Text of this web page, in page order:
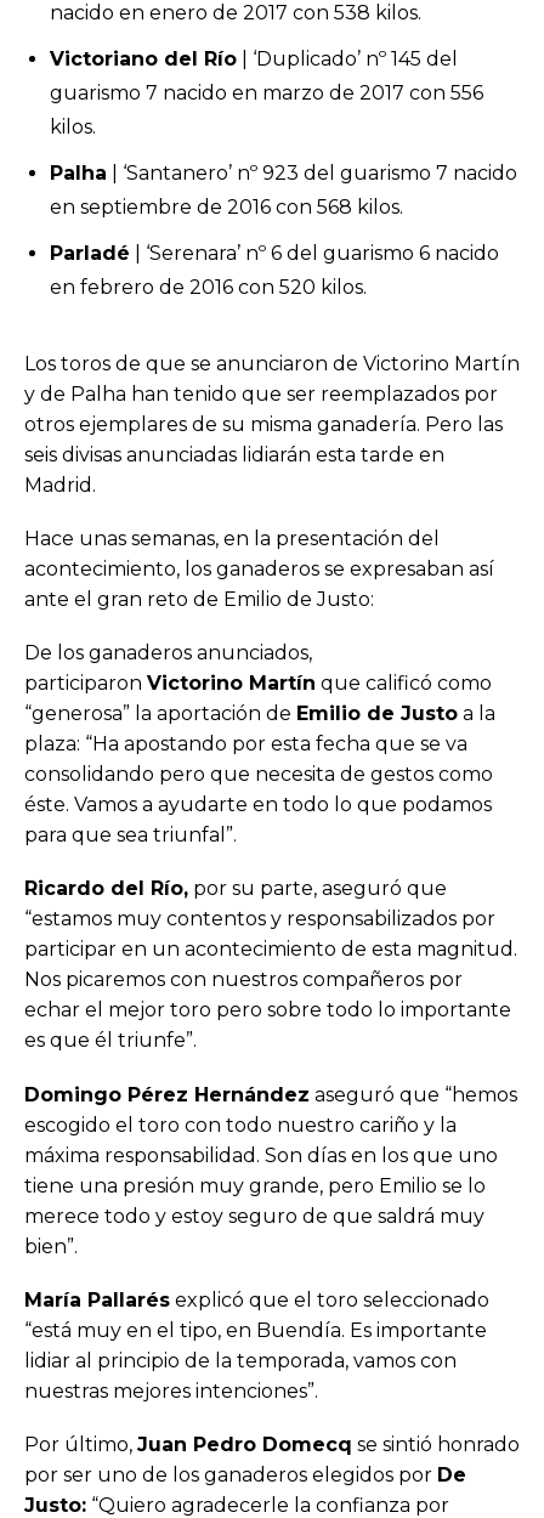
nacido en enero de 2017 con 538 kilos.
Victoriano del Río | ‘Duplicado’ nº 145 del
guarismo 7 nacido en marzo de 2017 con 556
kilos.
Palha | ‘Santanero’ nº 923 del guarismo 7 nacido
en septiembre de 2016 con 568 kilos.
Parladé | ‘Serenara’ nº 6 del guarismo 6 nacido
en febrero de 2016 con 520 kilos.
Los toros de que se anunciaron de Victorino Martín
y de Palha han tenido que ser reemplazados por
otros ejemplares de su misma ganadería. Pero las
seis divisas anunciadas lidiarán esta tarde en
Madrid.
Hace unas semanas, en la presentación del
acontecimiento, los ganaderos se expresaban así
ante el gran reto de Emilio de Justo:
De los ganaderos anunciados,
participaron Victorino Martín que calificó como
“generosa” la aportación de Emilio de Justo a la
plaza: “Ha apostando por esta fecha que se va
consolidando pero que necesita de gestos como
éste. Vamos a ayudarte en todo lo que podamos
para que sea triunfal”.
Ricardo del Río, por su parte, aseguró que
“estamos muy contentos y responsabilizados por
participar en un acontecimiento de esta magnitud.
Nos picaremos con nuestros compañeros por
echar el mejor toro pero sobre todo lo importante
es que él triunfe”.
Domingo Pérez Hernández aseguró que “hemos
escogido el toro con todo nuestro cariño y la
máxima responsabilidad. Son días en los que uno
tiene una presión muy grande, pero Emilio se lo
merece todo y estoy seguro de que saldrá muy
bien”.
María Pallarés explicó que el toro seleccionado
“está muy en el tipo, en Buendía. Es importante
lidiar al principio de la temporada, vamos con
nuestras mejores intenciones”.
Por último, Juan Pedro Domecq se sintió honrado
por ser uno de los ganaderos elegidos por De
Justo: “Quiero agradecerle la confianza por